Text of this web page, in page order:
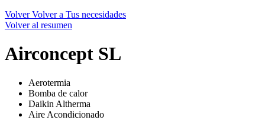
Volver Volver a Tus necesidades
Volver al resumen
Airconcept SL
Aerotermia
Bomba de calor
Daikin Altherma
Aire Acondicionado